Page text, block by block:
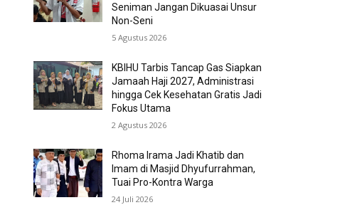
Seniman Jangan Dikuasai Unsur
Non-Seni
5 Agustus 2026
KBIHU Tarbis Tancap Gas Siapkan
Jamaah Haji 2027, Administrasi
hingga Cek Kesehatan Gratis Jadi
Fokus Utama
2 Agustus 2026
Rhoma Irama Jadi Khatib dan
Imam di Masjid Dhyufurrahman,
Tuai Pro-Kontra Warga
24 Juli 2026